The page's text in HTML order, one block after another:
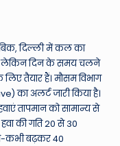
दिल्ली में कल का
लेकिन दिन के समय चलने
तैयार हैं। मौसम विभाग
का अलर्ट जारी किया है।
तापमान को सामान्य से
की गति 20 से 30
कभी बढ़कर 40